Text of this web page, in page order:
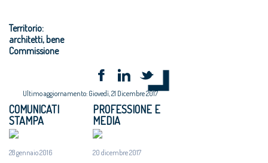
Territorio:
architetti, bene
Commissione
Ultimo aggiornamento: Giovedì, 21 Dicembre 2017
COMUNICATI
STAMPA
28 gennaio 2016
PROFESSIONE E
MEDIA
20 dicembre 2017